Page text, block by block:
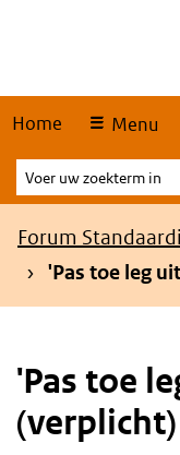
Home Menu
Voer
uw
zoekterm
Kruimelpad
Forum
'Pas toe leg
'Pas toe
(verplicht)